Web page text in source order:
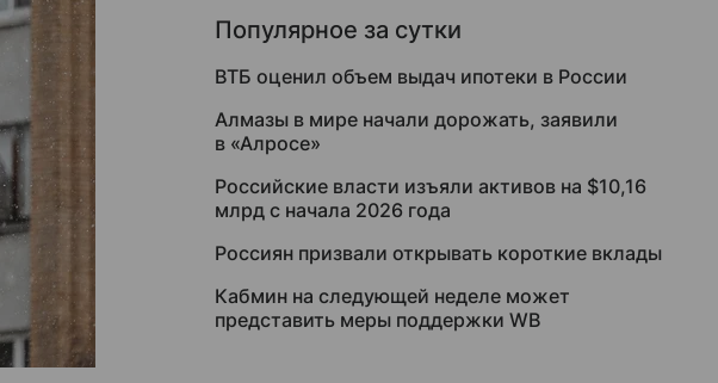
Популярное за сутки
ВТБ оценил объем выдач ипотеки в России
Алмазы в мире начали дорожать, заявили
в «Алросе»
Российские власти изъяли активов на $10,16
млрд с начала 2026 года
Россиян призвали открывать короткие вклады
Кабмин на следующей неделе может
представить меры поддержки WB